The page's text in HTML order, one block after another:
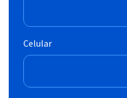
Celular